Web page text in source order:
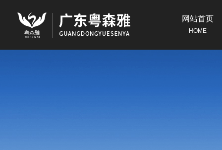
网站首页
HOME